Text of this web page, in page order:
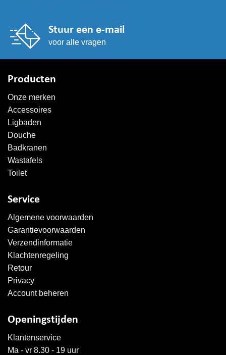
Stuur een e-mail
voor alle vragen
Producten
Onze merken
Accessoires
Ligbaden
Douche
Badkranen
Wastafels
Toilet
Service
Algemene voorwaarden
Garantievoorwaarden
Verzendinformatie
Klachtenregeling
Retour
Privacy
Account beheren
Openingstijden
Klantenservice
Ma - vr 8.30 - 19 uur